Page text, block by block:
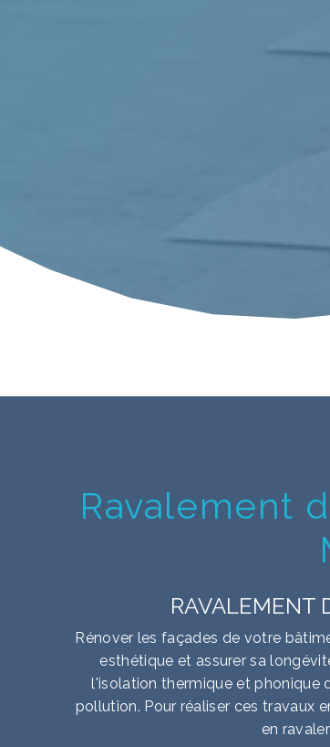
Ravalement
RAVALEMENT
Rénover les façades de votre
esthétique et assurer sa
l'isolation thermique et phonique
pollution. Pour réaliser ces travaux
en